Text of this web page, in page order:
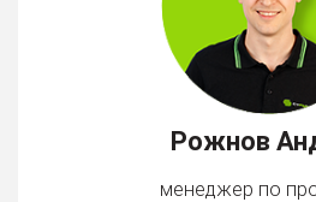
Рожнов
менеджер по